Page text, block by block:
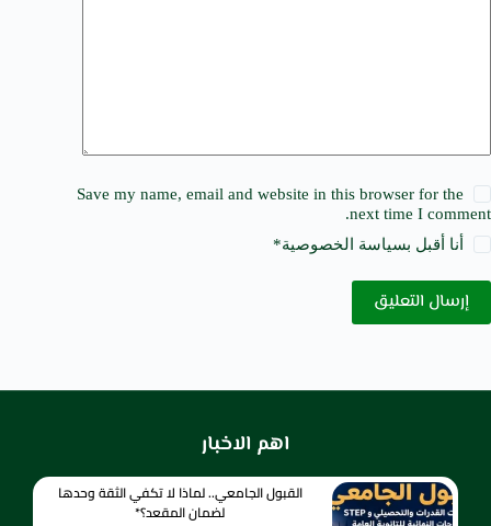
Save my name, email and website in this browser for the
next time I comment.
أنا أقبل بسياسة الخصوصية*
إرسال التعليق
اهم الاخبار
القبول الجامعي.. لماذا لا تكفي الثقة وحدها
لضمان المقعد؟*